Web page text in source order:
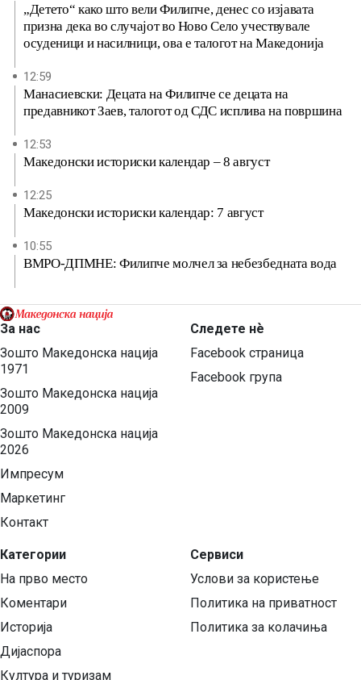
„Детето“ како што вели Филипче, денес со изјавата
призна дека во случајот во Ново Село учествувале
осуденици и насилници, ова е талогот на Македонија
12:59
Манасиевски: Децата на Филипче се децата на
предавникот Заев, талогот од СДС исплива на површина
12:53
Македонски историски календар – 8 август
12:25
Македонски историски календар: 7 август
10:55
ВМРО-ДПМНЕ: Филипче молчел за небезбедната вода
За нас
Зошто Македонска нација
1971
Зошто Македонска нација
2009
Зошто Македонска нација
2026
Импресум
Маркетинг
Контакт
Категории
На прво место
Коментари
Историја
Дијаспора
Култура и туризам
Следете нѐ
Facebook страница
Facebook група
Сервиси
Услови за користење
Политика на приватност
Политика за колачиња